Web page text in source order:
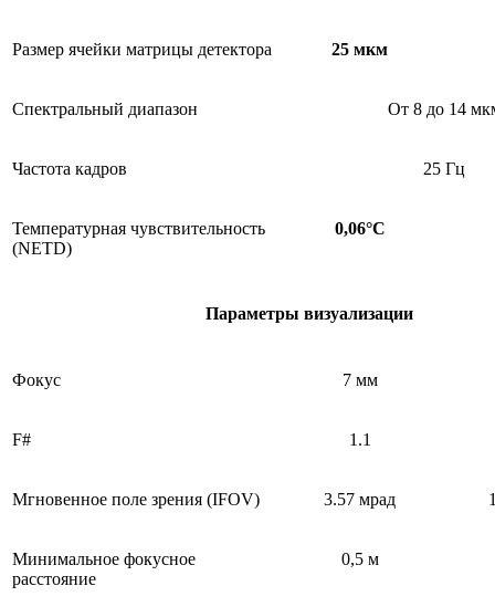
Размер ячейки матрицы детектора 25 мкм
Спектральный диапазон От 8 до 14
Частота кадров 25 Гц
Температурная чувствительность
(NETD)
0,06°С
Параметры визуализации
Фокус 7 мм
F# 1.1
Мгновенное поле зрения (IFOV) 3.57 мрад
Минимальное фокусное
расстояние
0,5 м